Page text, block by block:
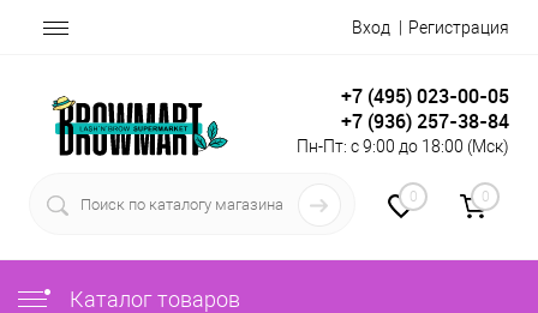
Вход Регистрация
+7 (495) 023-00-05
+7 (936) 257-38-84
Пн-Пт: с 9:00 до 18:00 (Мск)
0 0
Каталог товаров